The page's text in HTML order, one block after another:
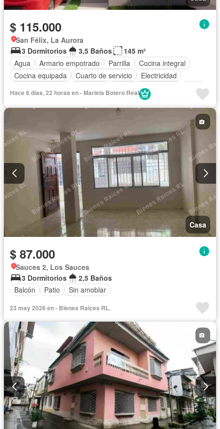
$ 115.000
San Félix, La Aurora
3 Dormitorios
3,5 Baños
145 m²
Agua
Armario empotrado Parrilla
Cocina integral
Cocina equipada
Cuarto de servicio
Electricidad
Garita de guardianía
Patio
Terraza
Vista panorámica
Hace 6 días, 22 horas en - Mariela Botero Real
Casa
$ 87.000
Sauces 2, Los Sauces
3 Dormitorios
2,5 Baños
Balcón
Patio Sin amoblar
23 may 2026 en - Bienes Raíces RL.